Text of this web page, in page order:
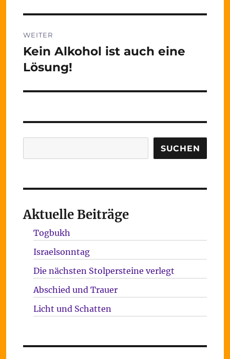
WEITER
Nächster
Beitrag:
Kein Alkohol ist auch eine
Lösung!
SUCHEN
Aktuelle Beiträge
Togbukh
Israelsonntag
Die nächsten Stolpersteine verlegt
Abschied und Trauer
Licht und Schatten